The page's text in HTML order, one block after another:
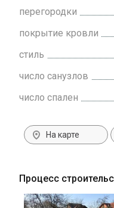
перегородки
покрытие кровли
стиль
число санузлов
число спален
На карте
Процесс